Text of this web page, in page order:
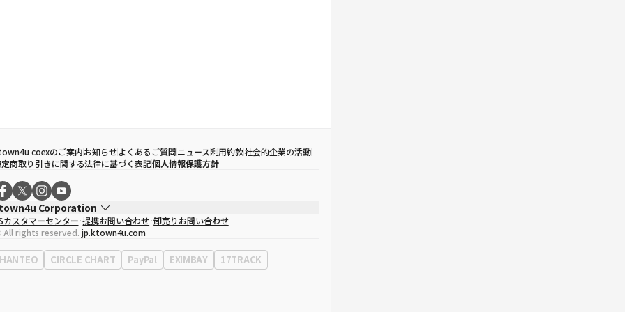
coexのご案内お知らせよくあるご質問ニュース利用約款社会的企業の活動
商取り引きに関する法律に基づく表記個人情報保護方針
Corporation
取締役
ソン・ヒョミン
業者登録番号120-87-71116
0120-23-7523
務所住所
ソウル特別市江南区永東大路513、3階(三成洞、coex)
カスタマーセンター 提携お問い合わせ 卸売りお問い合わせ
rights reserved. jp.ktown4u.com
HANTEO CIRCLE CHART PayPal EXIMBAY 17TRACK